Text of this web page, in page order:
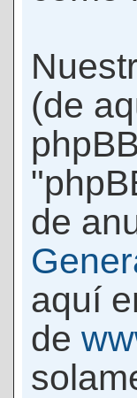
(de
de
aquí
de